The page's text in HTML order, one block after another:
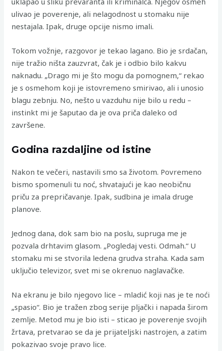
ulivao je poverenje, ali nelagodnost u stomaku nije
nestajala. Ipak, druge opcije nismo imali.
Tokom vožnje, razgovor je tekao lagano. Bio je srdačan,
nije tražio ništa zauzvrat, čak je i odbio bilo kakvu
naknadu. „Drago mi je što mogu da pomognem,“ rekao
je s osmehom koji je istovremeno smirivao, ali i unosio
blagu zebnju. No, nešto u vazduhu nije bilo u redu –
instinkt mi je šaputao da je ova priča daleko od
završene.
Godina razdaljine od istine
Nakon te večeri, nastavili smo sa životom. Povremeno
bismo spomenuli tu noć, shvatajući je kao neobičnu
priču za prepričavanje. Ipak, sudbina je imala druge
planove.
Jednog dana, dok sam bio na poslu, supruga me je
pozvala drhtavim glasom. „Pogledaj vesti. Odmah.“ U
stomaku mi se stvorila ledena grudva straha. Kada sam
uključio televizor, svet mi se okrenuo naglavačke.
Na ekranu je bilo njegovo lice – mladić koji nas je te noći
„spasio“. Bio je tražen zbog serije pljački i napada širom
zemlje. Metod mu je bio isti – sticao je poverenje svojih
žrtava, pretvarao se da je prijateljski nastrojen, a zatim
pokazivao svoje pravo lice.